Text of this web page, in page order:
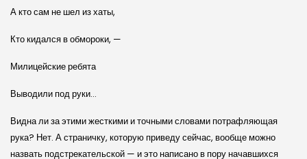
А кто сам не шел из хаты,
Кто кидался в обмороки, —
Милицейские ребята
Выводили под руки…
Видна ли за этими жесткими и точными словами потрафляющая
рука? Нет. А страничку, которую приведу сейчас, вообще можно
назвать подстрекательской — и это написано в пору начавшихся